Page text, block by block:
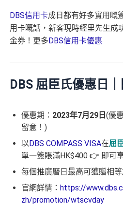
DBS信用卡成日都有好多實用嘅
用卡嘅話，新客現時經里先生成
金券！更多DBS信用卡優惠
DBS 屈臣氏優惠日｜
優惠期： 2023年7月29日 (優
留意！)
以DBS COMPASS VISA在屈
單一簽賬滿HK$400 👉 即可
每個推廣曆日最高可獲贈相
官網詳情： https://
zh/promotion/wtscvday